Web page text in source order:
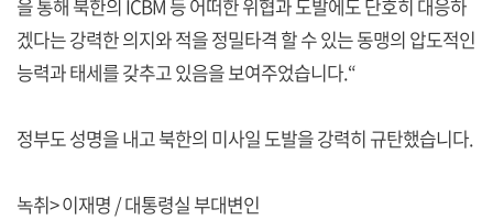
을 통해 북한의 ICBM 등 어떠한 위협과 도발에도 단호히 대응하
겠다는 강력한 의지와 적을 정밀타격 할 수 있는 동맹의 압도적인
능력과 태세를 갖추고 있음을 보여주었습니다.“
정부도 성명을 내고 북한의 미사일 도발을 강력히 규탄했습니다.
녹취> 이재명 / 대통령실 부대변인